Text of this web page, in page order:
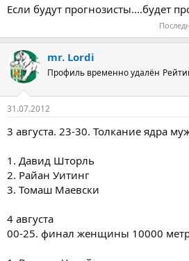
Если будут прогнозисты....будет
mr. Lordi
Профиль временно удалён
31.07.2012
3 августа. 23-30. Толкание ядра
1. Давид Шторль
2. Райан Уитинг
3. Томаш Маевски
4 августа
00-25. финал женщины 10000